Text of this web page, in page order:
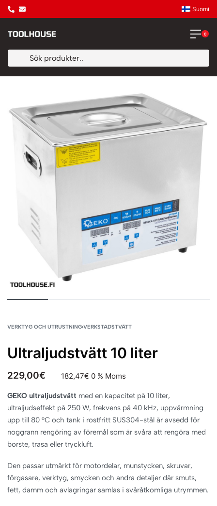
Suomi
0
VERKTYG OCH UTRUSTNING›VERKSTADSTVÄTT
Ultraljudstvätt 10 liter
229,00€ 182,47€ 0 % Moms
GEKO ultraljudstvätt med en kapacitet på 10 liter,
ultraljudseffekt på 250 W, frekvens på 40 kHz, uppvärmning
upp till 80 °C och tank i rostfritt SUS304-stål är avsedd för
noggrann rengöring av föremål som är svåra att rengöra med
borste, trasa eller tryckluft.
Den passar utmärkt för motordelar, munstycken, skruvar,
förgasare, verktyg, smycken och andra detaljer där smuts,
fett, damm och avlagringar samlas i svåråtkomliga utrymmen.